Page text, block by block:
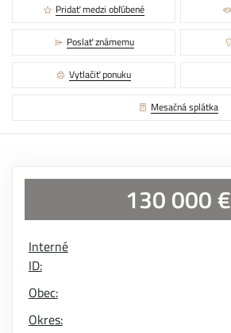
Pridať medzi obľúbené
Poslať známemu
Vytlačiť ponuku
Mesačná splátka
130 000 €
Interné
ID:
Obec:
Okres: